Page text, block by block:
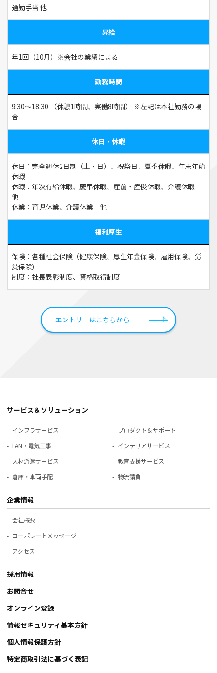
通勤手当 他
昇給
年1回（10月）※会社の業績による
勤務時間
9:30～18:30 （休憩1時間、実働8時間） ※左記は本社勤務の場
合
休日・休暇
休日：完全週休2日制（土・日）、祝祭日、夏季休暇、年末年始
休暇
休暇：年次有給休暇、慶弔休暇、産前・産後休暇、介護休暇
他
休業：育児休業、介護休業 他
福利厚生
保険：各種社会保険（健康保険、厚生年金保険、雇用保険、労
災保険）
制度：社長表彰制度、資格取得制度
エントリーはこちらから
サービス＆ソリューション
インフラサービス
プロダクト＆サポート
LAN・電気工事
インテリアサービス
人材派遣サービス
教育支援サービス
倉庫・車両手配
物流請負
企業情報
会社概要
コーポレートメッセージ
アクセス
採用情報
お問合せ
オンライン登録
情報セキュリティ基本方針
個人情報保護方針
特定商取引法に基づく表記